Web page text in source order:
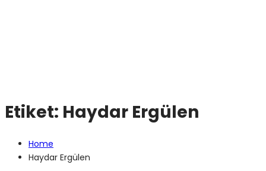
Etiket: Haydar Ergülen
Home
Haydar Ergülen